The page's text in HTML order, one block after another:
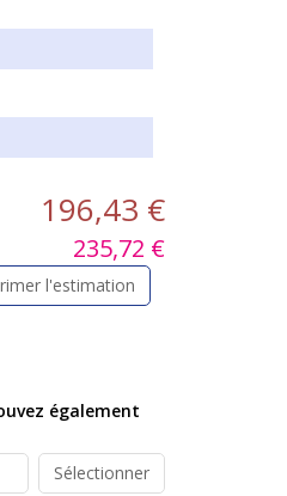
196,43 €
235,72 €
l'estimation
également
Sélectionner